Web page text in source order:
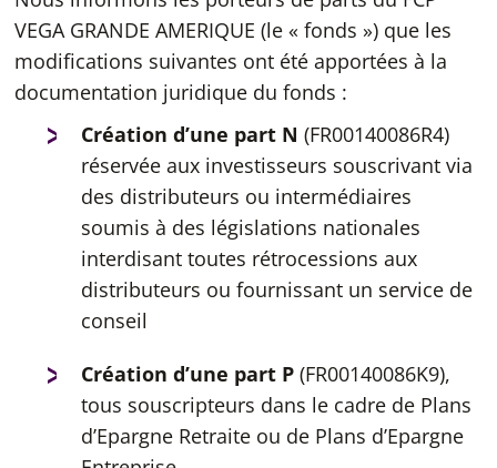
VEGA GRANDE AMERIQUE (le « fonds ») que les
modifications suivantes ont été apportées à la
documentation juridique du fonds :
Création d’une part N (FR00140086R4)
réservée aux investisseurs souscrivant via
des distributeurs ou intermédiaires
soumis à des législations nationales
interdisant toutes rétrocessions aux
distributeurs ou fournissant un service de
conseil
Création d’une part P (FR00140086K9),
tous souscripteurs dans le cadre de Plans
d’Epargne Retraite ou de Plans d’Epargne